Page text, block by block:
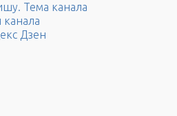
Тема канала
Дзен